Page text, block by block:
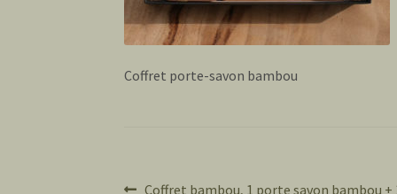
Coffret porte-savon bambou
Article
Coffret bambou, 1 porte savon bambou +